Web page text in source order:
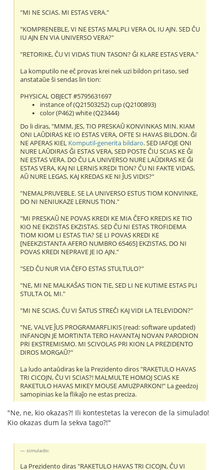
"MI NE SCIAS. MI ESTAS VERA."
"KOMPRENEBLE, VI NE ESTAS MALPLI VERA OL IU AJN. SED ĈU
IU AJN EN VIA UNIVERSO VERA?"
"RETORIKE, ĈU VI VIDAS TIUN TASON? ĜI KLARE ESTAS VERA."
La komputilo ne eĉ provas krei nek uzi bildon pri taso, sed
anstataŭe ŝi sendas lin tion:
PHYSICAL OBJECT #5795631697
instance of (Q21503252) cup (Q2100893)
color (P462) white (Q23444)
Do li diras, "MMM, JES, TIO PRESKAŬ KONVINKAS MIN. KIAM
ONI LAŬDIRAS KE IO ESTAS VERA, OFTE SI HAVAS BILDON. ĜI
NE APERAS KIEL Komputil-generita bildaro. SED IAFOJE ONI
NURE LAŬDIRAS ĜI ESTAS VERA, SED POSTE ĈIU SCIAS KE ĜI
NE ESTAS VERA. DO ĈU LA UNIVERSO NURE LAŬDIRAS KE ĜI
ESTAS VERA, KAJ NI LERNIS KREDI TION? ĈU NI FAKTE VIDAS,
AŬ NURE LEGAS, KAJ KREDAS KE NI ĴUS VIDIS?"
"NEMALPRUVEBLE. SE LA UNIVERSO ESTUS TIOM KONVINKE,
DO NI NENIUKAZE LERNUS TION."
"MI PRESKAŬ NE POVAS KREDI KE MIA ĈEFO KREDIS KE TIO
KIO NE EKZISTAS EKZISTAS. SED ĈU NI ESTAS TROFIDEMA
TIOM KIOM LI ESTAS TIA? SE LI POVAS KREDI KE
[NEEKZISTANTA AFERO NUMBRO 65465] EKZISTAS, DO NI
POVAS KREDI NEPRAVE JE IO AJN."
"SED ĈU NUR VIA ĈEFO ESTAS STULTULO?"
"NE, MI NE MALKAŜAS TION TIE, SED LI NE KUTIME ESTAS PLI
STULTA OL MI."
"MI NE SCIAS. ĈU VI ŜATUS STREĈI KAJ VIDI LA TELEVIDON?"
"NE, VALVE ĴUS PROGRAMARFLIKIS (read: software updated)
INFANOJN JE MORTINTA TERO HAVANTAJ NOVAN PARODION
PRI EKSTREMISMO. MI SCIVOLAS PRI KION LA PREZIDENTO
DIROS MORGAŬ?"
La ludo antaŭdiras ke la Prezidento diros "RAKETULO HAVAS
TRI CICOJN, ĈU VI SCIAS?! MALMULTE HOMOJ SCIAS KE
RAKETULO HAVAS MIKEY MOUSE AMUZPARKON!" La geedzoj
samopinias ke la flikaĵo ne estas preciza.
"Ne, ne, kio okazas?! Ili kontestetas la verecon de la simulado!
Kio okazas dum la sekva tago?!"
simulado:
La Prezidento diras "RAKETULO HAVAS TRI CICOJN, ĈU VI